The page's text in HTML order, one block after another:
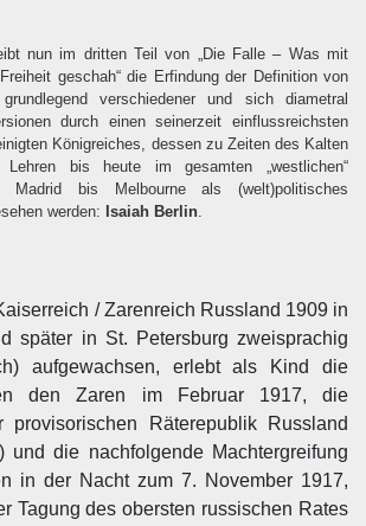
nun im dritten Teil von „Die Falle – Was mit
geschah“ die Erfindung der Definition von
verschiedener und sich diametral
durch einen seinerzeit einflussreichsten
Königreiches, dessen zu Zeiten des Kalten
Lehren bis heute im gesamten „westlichen“
Madrid bis Melbourne als (welt)politisches
werden: Isaiah Berlin.
/ Zarenreich Russland 1909 in
später in St. Petersburg zweisprachig
aufgewachsen, erlebt als Kind die
den Zaren im Februar 1917, die
provisorischen Räterepublik Russland
und die nachfolgende Machtergreifung
in der Nacht zum 7. November 1917,
Tagung des obersten russischen Rates